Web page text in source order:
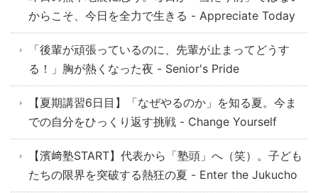
からこそ、今日を全力で生きる - Appreciate Today
「後輩が頑張っているのに、先輩が止まってどうす
る！」胸が熱くなった夜 - Senior's Pride
【夏期講習6日目】「なぜやるのか」を知る夏。今ま
での自分をひっくり返す挑戦 - Change Yourself
【濱﨑塾START】代表から「塾頭」へ（笑）。子ども
たちの限界を突破する熱狂の夏 - Enter the Jukucho